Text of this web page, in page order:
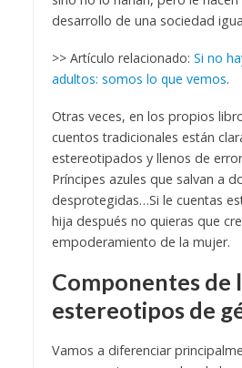
desarrollo de una sociedad
>> Artículo relacionado: Si no
adultos: somos lo que vemos.
Otras veces, en los propios
cuentos tradicionales están
estereotipados y llenos de
Príncipes azules que salvan a
desprotegidas…Si le cuentas
hija después no quieras que
empoderamiento de la mujer.
Componentes de
estereotipos de
Vamos a diferenciar